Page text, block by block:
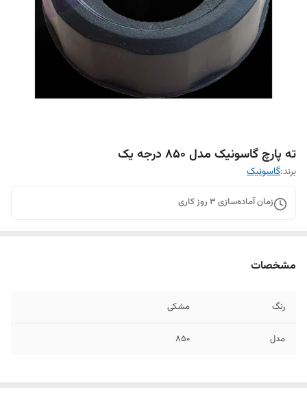
ته پارچ گاسونیک مدل ۸۵۰ درجه یک
برند:گاسونیک
زمان آماده‌سازی 3 روز کاری
مشخصات
رنگ مشکی
مدل ۸۵۰